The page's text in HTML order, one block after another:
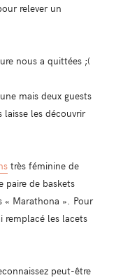
relever un
nous a quittées ;(
mais deux guests
les découvrir
très féminine de
paire de baskets
Marathona ». Pour
remplacé les lacets
peut-être